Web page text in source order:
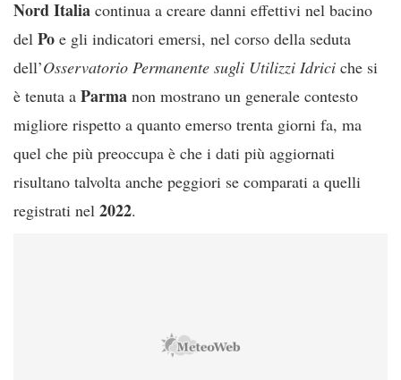
Nord Italia continua a creare danni effettivi nel bacino
del Po e gli indicatori emersi, nel corso della seduta
dell’Osservatorio Permanente sugli Utilizzi Idrici che si
è tenuta a Parma non mostrano un generale contesto
migliore rispetto a quanto emerso trenta giorni fa, ma
quel che più preoccupa è che i dati più aggiornati
risultano talvolta anche peggiori se comparati a quelli
registrati nel 2022.